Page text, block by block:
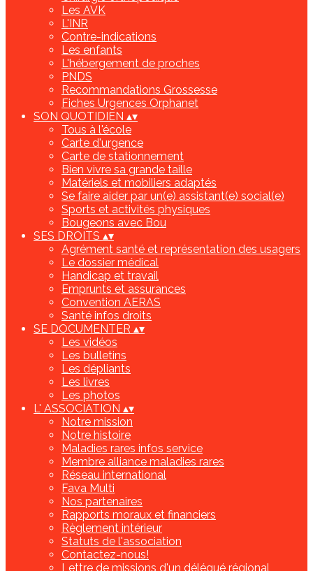
Les AVK
L'INR
Contre-indications
Les enfants
L'hébergement de proches
PNDS
Recommandations Grossesse
Fiches Urgences Orphanet
SON QUOTIDIEN ▴▾
Tous à l'école
Carte d'urgence
Carte de stationnement
Bien vivre sa grande taille
Matériels et mobiliers adaptés
Se faire aider par un(e) assistant(e) social(e)
Sports et activités physiques
Bougeons avec Bou
SES DROITS ▴▾
Agrément santé et représentation des usagers
Le dossier médical
Handicap et travail
Emprunts et assurances
Convention AERAS
Santé infos droits
SE DOCUMENTER ▴▾
Les vidéos
Les bulletins
Les dépliants
Les livres
Les photos
L' ASSOCIATION ▴▾
Notre mission
Notre histoire
Maladies rares infos service
Membre alliance maladies rares
Réseau international
Fava Multi
Nos partenaires
Rapports moraux et financiers
Règlement intérieur
Statuts de l'association
Contactez-nous!
Lettre de missions d'un délégué régional